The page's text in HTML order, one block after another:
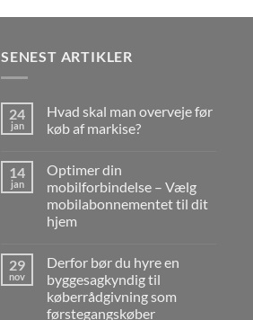
SENEST ARTIKLER
24
jan
Hvad skal man overveje før
køb af markise?
til
Hvad
skal
man
overveje
før
markise?
14
jan
Optimer din
mobilforbindelse – Vælg
mobilabonnementet til dit
hjem
til
Optimer
din
mobilforbindelse
–
29
nov
Derfor bør du hyre en
byggesagkyndig til
køberrådgivning som
førstegangskøber